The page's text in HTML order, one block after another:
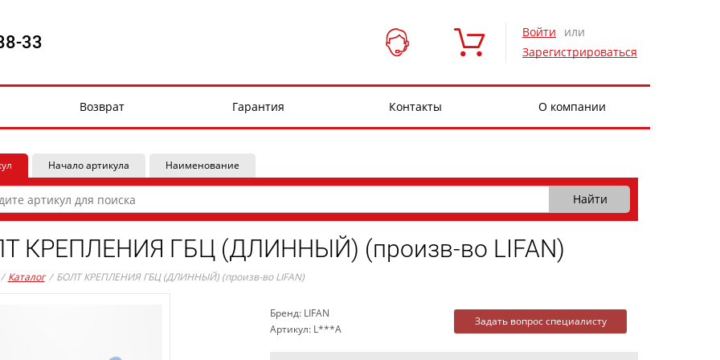
33 Войти
или
Зарегистрироваться
Возврат Гарантия Контакты О компании
Начало артикула Наименование
КРЕПЛЕНИЯ ГБЦ (ДЛИННЫЙ) (произв-во LIFAN)
/ Каталог / БОЛТ КРЕПЛЕНИЯ ГБЦ (ДЛИННЫЙ) (произв-во LIFAN)
Бренд: LIFAN
Артикул: L***A
Задать вопрос специалисту